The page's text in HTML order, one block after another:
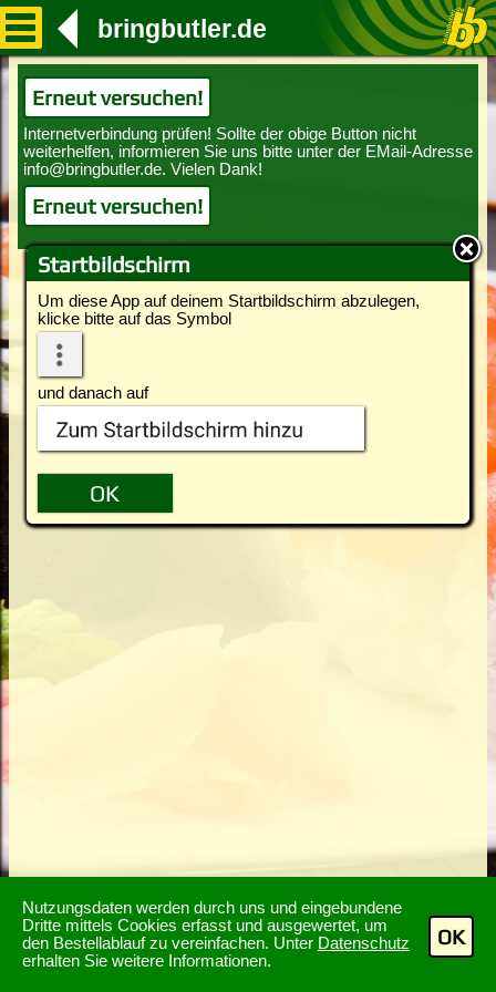
Nutzungsdaten werden durch uns und eingebundene
Dritte mittels Cookies erfasst und ausgewertet, um
den Bestellablauf zu vereinfachen. Unter Datenschutz
erhalten Sie weitere Informationen.
OK
Startbildschirm
Um diese App auf deinem Startbildschirm abzulegen,
klicke bitte auf das Symbol
und danach auf
bringbutler.de
Erneut versuchen!
Erneut versuchen!